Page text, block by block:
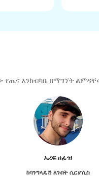
እንክብካቤ በማግኘት
አሪፍ ሀፊዝ
ከባንግላዴሽ ለጉበት ሲርሆሲስ